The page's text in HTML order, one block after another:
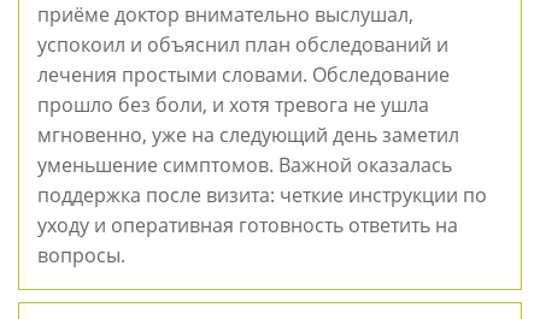
приёме доктор внимательно выслушал,
успокоил и объяснил план обследований и
лечения простыми словами. Обследование
прошло без боли, и хотя тревога не ушла
мгновенно, уже на следующий день заметил
уменьшение симптомов. Важной оказалась
поддержка после визита: четкие инструкции по
уходу и оперативная готовность ответить на
вопросы.